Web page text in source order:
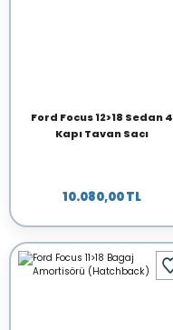
Ford Focus 12>18 Sedan 4
Kapı Tavan Sacı
10.080,00 TL